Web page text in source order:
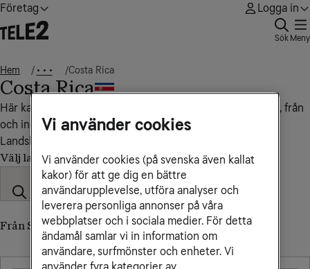
Företag Logga in
Sök Meny
Hem • • • Costa Rica
Costa Rica
Här kan du se vad det kostar att ringa, sms:a och surfa till, från
och inom Costa Rica.
Landskod: +506
Välj land
Från Sverige till Costa Rica
Vi använder cookies
Vi använder cookies (på svenska även kallat
kakor) för att ge dig en bättre
användarupplevelse, utföra analyser och
leverera personliga annonser på våra
webbplatser och i sociala medier. För detta
ändamål samlar vi in information om
användare, surfmönster och enheter. Vi